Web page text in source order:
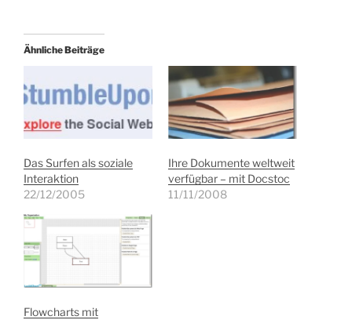
Ähnliche Beiträge
Das Surfen als soziale
Interaktion
22/12/2005
Ihre Dokumente weltweit
verfügbar – mit Docstoc
11/11/2008
Flowcharts mit